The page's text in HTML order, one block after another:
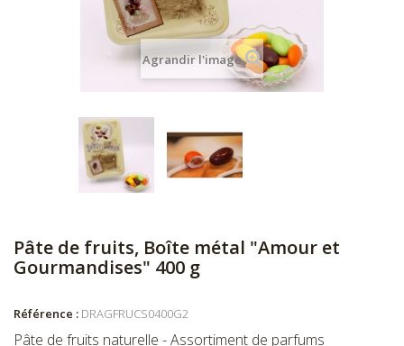
Agrandir l'image
Pâte de fruits, Boîte métal "Amour et
Gourmandises" 400 g
Référence : DRAGFRUCS0400G2
Pâte de fruits naturelle - Assortiment de parfums